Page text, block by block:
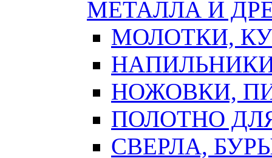
МЕТАЛЛА И
МОЛОТКИ,
НОЖОВКИ,
ПОЛОТНО
СВЕРЛА,